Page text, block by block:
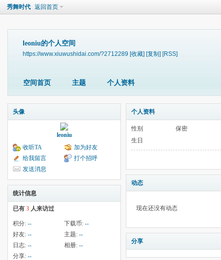
秀舞时代 返回首页
leoniu的个人空间
https://www.xiuwushidai.com/?2712289 [收藏] [复制] [RSS]
空间首页 主题 个人资料
头像
leoniu
收听TA
加为好友
给我留言
打个招呼
发送消息
统计信息
已有 3 人来访过
积分: -- 下载币: --
好友: -- 主题: --
日志: -- 相册: --
分享: --
个人资料
性别
保密
生日
动态
现在还没有动态
分享